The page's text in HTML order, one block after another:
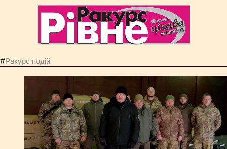
#Ракурс подій